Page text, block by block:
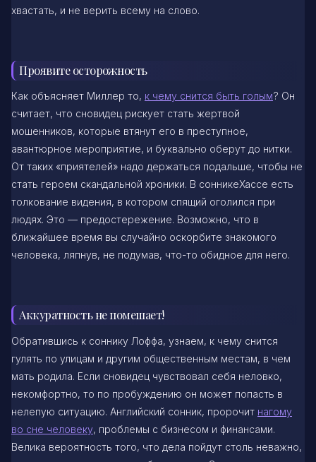
хвастать, и не верить всему на слово.
Проявите осторожность
Как объясняет Миллер то, к чему снится быть голым? Он
считает, что сновидец рискует стать жертвой
мошенников, которые втянут его в преступное,
авантюрное мероприятие, и буквально оберут до нитки.
От таких «приятелей» надо держаться подальше, чтобы не
стать героем скандальной хроники. В сонникеХассе есть
толкование видения, в котором спящий оголился при
людях. Это — предостережение. Возможно, что в
ближайшее время вы случайно оскорбите знакомого
человека, ляпнув, не подумав, что-то обидное для него.
Аккуратность не помешает!
Обратившись к соннику Лоффа, узнаем, к чему снится
гулять по улицам и другим общественным местам, в чем
мать родила. Если сновидец чувствовал себя неловко,
некомфортно, то по пробуждению он может попасть в
нелепую ситуацию. Английский сонник, пророчит нагому
во сне человеку, проблемы с бизнесом и финансами.
Велика вероятность того, что дела пойдут столь неважно,